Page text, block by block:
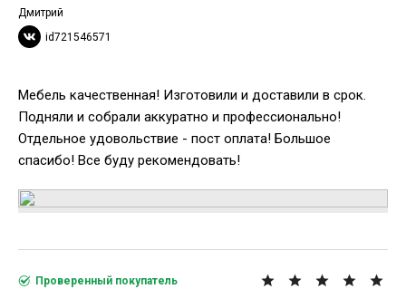
Мебель качественная! Изготовили и доставили в срок.
Подняли и собрали аккуратно и профессионально!
Отдельное удовольствие - пост оплата! Большое
спасибо! Все буду рекомендовать!
Дмитрий
id721546571
Проверенный покупатель